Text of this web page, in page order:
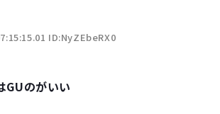
ID:NyZEbeRX0
GUのがいい